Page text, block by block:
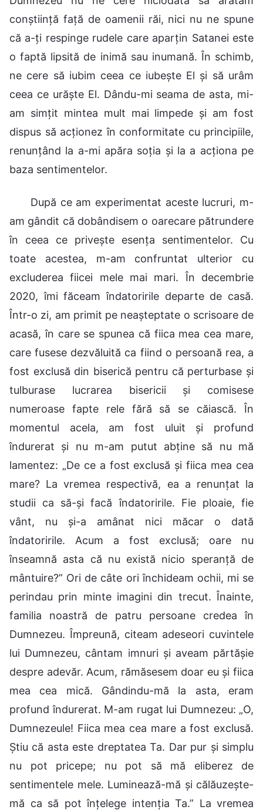
conștiință față de oamenii răi, nici nu ne spune
că a-ți respinge rudele care aparțin Satanei este
o faptă lipsită de inimă sau inumană. În schimb,
ne cere să iubim ceea ce iubește El și să urâm
ceea ce urăște El. Dându-mi seama de asta, mi-
am simțit mintea mult mai limpede și am fost
dispus să acționez în conformitate cu principiile,
renunțând la a-mi apăra soția și la a acționa pe
baza sentimentelor.
După ce am experimentat aceste lucruri, m-
am gândit că dobândisem o oarecare pătrundere
în ceea ce privește esența sentimentelor. Cu
toate acestea, m-am confruntat ulterior cu
excluderea fiicei mele mai mari. În decembrie
2020, îmi făceam îndatoririle departe de casă.
Într-o zi, am primit pe neașteptate o scrisoare de
acasă, în care se spunea că fiica mea cea mare,
care fusese dezvăluită ca fiind o persoană rea, a
fost exclusă din biserică pentru că perturbase și
tulburase lucrarea bisericii și comisese
numeroase fapte rele fără să se căiască. În
momentul acela, am fost uluit și profund
îndurerat și nu m-am putut abține să nu mă
lamentez: „De ce a fost exclusă și fiica mea cea
mare? La vremea respectivă, ea a renunțat la
studii ca să-și facă îndatoririle. Fie ploaie, fie
vânt, nu și-a amânat nici măcar o dată
îndatoririle. Acum a fost exclusă; oare nu
înseamnă asta că nu există nicio speranță de
mântuire?” Ori de câte ori închideam ochii, mi se
perindau prin minte imagini din trecut. Înainte,
familia noastră de patru persoane credea în
Dumnezeu. Împreună, citeam adeseori cuvintele
lui Dumnezeu, cântam imnuri și aveam părtășie
despre adevăr. Acum, rămăsesem doar eu și fiica
mea cea mică. Gândindu-mă la asta, eram
profund îndurerat. M-am rugat lui Dumnezeu: „O,
Dumnezeule! Fiica mea cea mare a fost exclusă.
Știu că asta este dreptatea Ta. Dar pur și simplu
nu pot pricepe; nu pot să mă eliberez de
sentimentele mele. Luminează-mă și călăuzește-
mă ca să pot înțelege intenția Ta.” La vremea